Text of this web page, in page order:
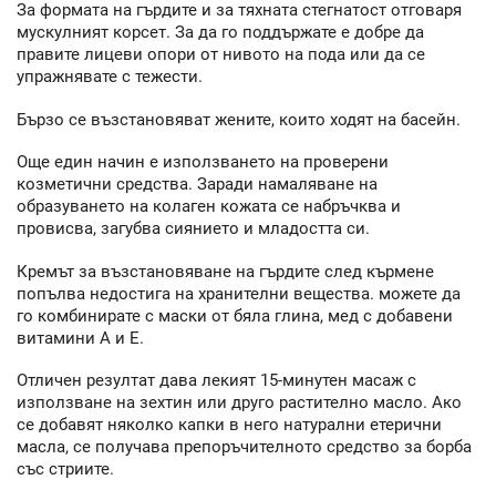
За формата на гърдите и за тяхната стегнатост отговаря
мускулният корсет. За да го поддържате е добре да
правите лицеви опори от нивото на пода или да се
упражнявате с тежести.
Бързо се възстановяват жените, които ходят на басейн.
Още един начин е използването на проверени
козметични средства. Заради намаляване на
образуването на колаген кожата се набръчква и
провисва, загубва сиянието и младостта си.
Кремът за възстановяване на гърдите след кърмене
попълва недостига на хранителни вещества. можете да
го комбинирате с маски от бяла глина, мед с добавени
витамини А и Е.
Отличен резултат дава лекият 15-минутен масаж с
използване на зехтин или друго растително масло. Ако
се добавят няколко капки в него натурални етерични
масла, се получава препоръчителното средство за борба
със стриите.